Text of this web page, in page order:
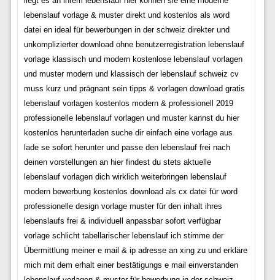
lebenslauf vorlage & muster direkt und kostenlos als word
datei en ideal für bewerbungen in der schweiz direkter und
unkomplizierter download ohne benutzerregistration lebenslauf
vorlage klassisch und modern kostenlose lebenslauf vorlagen
und muster modern und klassisch der lebenslauf schweiz cv
muss kurz und prägnant sein tipps & vorlagen download gratis
lebenslauf vorlagen kostenlos modern & professionell 2019
professionelle lebenslauf vorlagen und muster kannst du hier
kostenlos herunterladen suche dir einfach eine vorlage aus
lade se sofort herunter und passe den lebenslauf frei nach
deinen vorstellungen an hier findest du stets aktuelle
lebenslauf vorlagen dich wirklich weiterbringen lebenslauf
modern bewerbung kostenlos download als cx datei für word
professionelle design vorlage muster für den inhalt ihres
lebenslaufs frei & individuell anpassbar sofort verfügbar
vorlage schlicht tabellarischer lebenslauf ich stimme der
Übermittlung meiner e mail & ip adresse an xing zu und erkläre
mich mit dem erhalt einer bestätigungs e mail einverstanden